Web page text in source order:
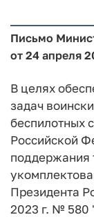
Письмо
от 24 апреля
В целях
задач
беспилотных
Российской
поддержания
Президента
2023 г. № 580